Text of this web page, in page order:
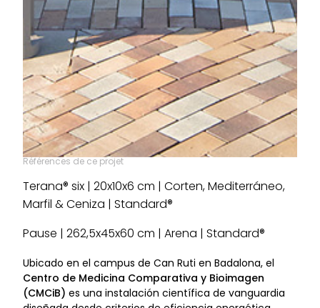
Références de ce projet
Terana® six | 20x10x6 cm | Corten, Mediterráneo,
Marfil & Ceniza | Standard®
Pause | 262,5x45x60 cm | Arena | Standard®
Ubicado en el campus de Can Ruti en Badalona, el
Centro de Medicina Comparativa y Bioimagen
(CMCiB) es una instalación científica de vanguardia